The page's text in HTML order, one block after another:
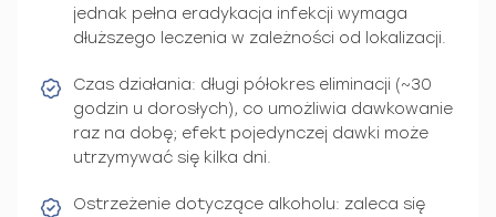
jednak pełna eradykacja infekcji wymaga
dłuższego leczenia w zależności od lokalizacji.
Czas działania: długi półokres eliminacji (~30
godzin u dorosłych), co umożliwia dawkowanie
raz na dobę; efekt pojedynczej dawki może
utrzymywać się kilka dni.
Ostrzeżenie dotyczące alkoholu: zaleca się